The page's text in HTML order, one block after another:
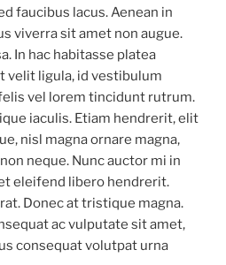
faucibus lacus. Aenean in
viverra sit amet non augue.
In hac habitasse platea
velit ligula, id vestibulum
vel lorem tincidunt rutrum.
iaculis. Etiam hendrerit, elit
nisl magna ornare magna,
neque. Nunc auctor mi in
eleifend libero hendrerit.
Donec at tristique magna.
ac vulputate sit amet,
consequat volutpat urna